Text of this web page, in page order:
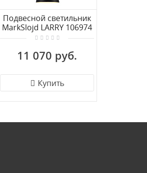
Подвесной светильник
MarkSlojd LARRY 106974
11 070 руб.
Купить